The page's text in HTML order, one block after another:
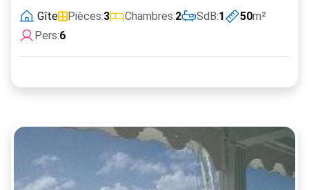
Gîte Pièces:3 Chambres:2 SdB:1 50m²
Pers:6